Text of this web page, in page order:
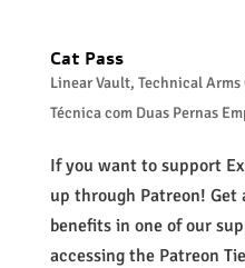
Cat Pass
Linear Vault, Technical
Técnica com Duas Pernas
If you want to support
up through Patreon!
benefits in one of our
accessing the Patreon